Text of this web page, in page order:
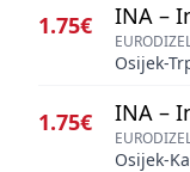
1.75€ INA –
Osijek-
1.75€ INA –
Osijek-